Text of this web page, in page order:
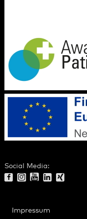
Social Media:
Impressum